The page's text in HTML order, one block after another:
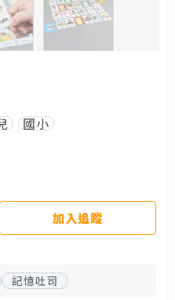
國小
加入追蹤
記憶吐司